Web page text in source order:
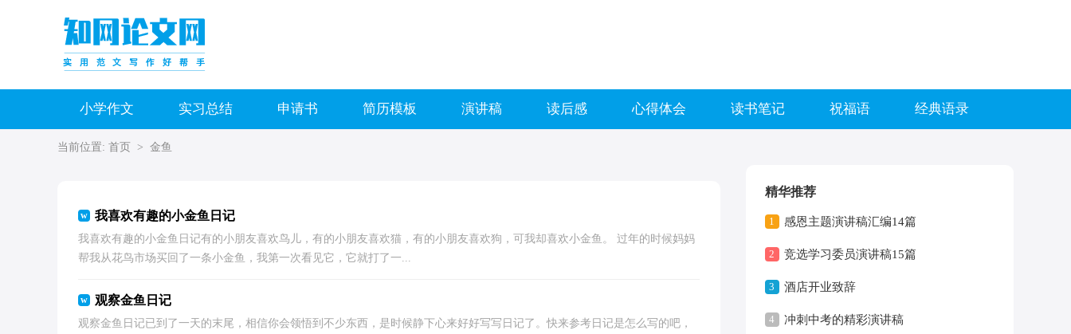
小学作文 实习总结 申请书 简历模板 演讲稿 读后感 心得体会 读书笔记 祝福语 经典语录
当前位置: 首页 > 金鱼
我喜欢有趣的小金鱼日记
我喜欢有趣的小金鱼日记有的小朋友喜欢鸟儿，有的小朋友喜欢猫，有的小朋友喜欢狗，可我却喜欢小金鱼。 过年的时候妈妈
帮我从花鸟市场买回了一条小金鱼，我第一次看见它，它就打了一...
观察金鱼日记
观察金鱼日记已到了一天的末尾，相信你会领悟到不少东西，是时候静下心来好好写写日记了。快来参考日记是怎么写的吧，
精华推荐
1 感恩主题演讲稿汇编14篇
2 竞选学习委员演讲稿15篇
3 酒店开业致辞
4 冲刺中考的精彩演讲稿